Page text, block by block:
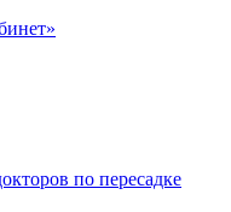
по пересадке